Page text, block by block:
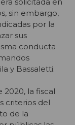
sin embargo,
por la
sus
conducta
y Bassaletti.
2020, la fiscal
criterios del
de la